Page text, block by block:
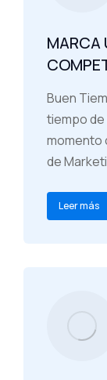
MARCA
Buen
tiempo de
momento
de
Leer más